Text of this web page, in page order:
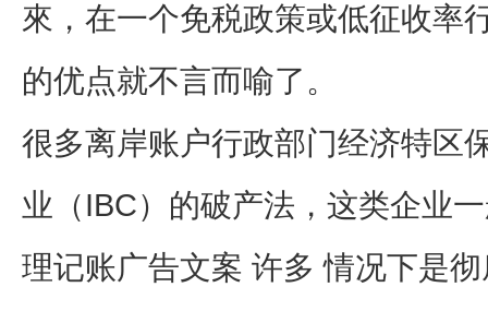
來，在一个免税政策或低征收率
的优点就不言而喻了。
很多离岸账户行政部门经济特区
业（IBC）的破产法，这类企业
理记账广告文案 许多 情况下是